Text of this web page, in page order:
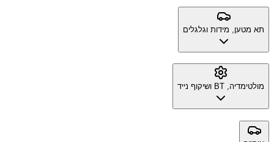
תא מטען, מידות וגלגלים
מולטימדיה, BT ושיקוף נייד